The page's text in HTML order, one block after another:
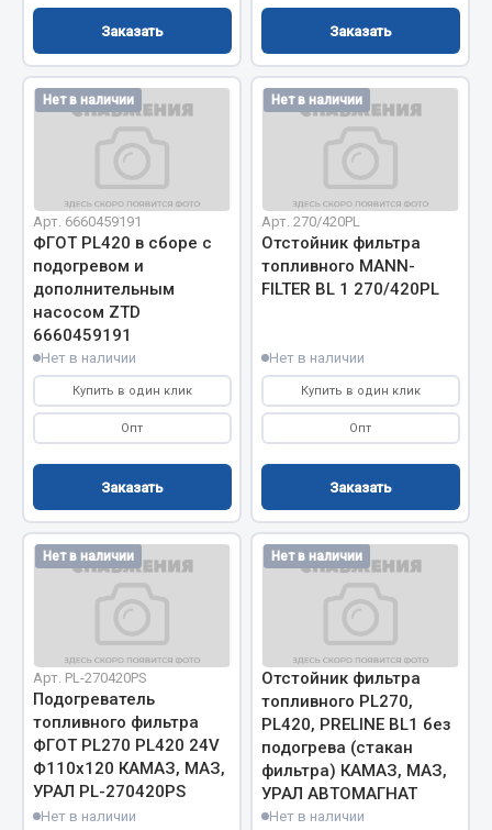
Показать ещё
Весь раздел
Двигатель
Подвеска
Система питания
Система выпуска газа
Система охлаждения
Сцепление
Показать ещё
Запчасти SHAANXI (SHACMAN)
Система питания
Система охлаждения
Подвеска
Кабина
Оперение кабины
Показать ещё
Заказать Заказать
Нет в наличии
Арт. 6660459191
ФГОТ PL420 в сборе с
подогревом и
дополнительным
насосом ZTD
6660459191
Нет в наличии
Купить в один клик
Опт
Заказать
Нет в наличии
Арт. 270/420PL
Отстойник фильтра
топливного MANN-
FILTER BL 1 270/420PL
Нет в наличии
Купить в один клик
Опт
Заказать
Нет в наличии
Арт. PL-270420PS
Подогреватель
топливного фильтра
ФГОТ PL270 PL420 24V
Ф110x120 КАМАЗ, МАЗ,
УРАЛ PL-270420PS
Нет в наличии
Нет в наличии
Отстойник фильтра
топливного PL270,
PL420, PRELINE BL1 без
подогрева (стакан
фильтра) КАМАЗ, МАЗ,
УРАЛ АВТОМАГНАТ
Нет в наличии